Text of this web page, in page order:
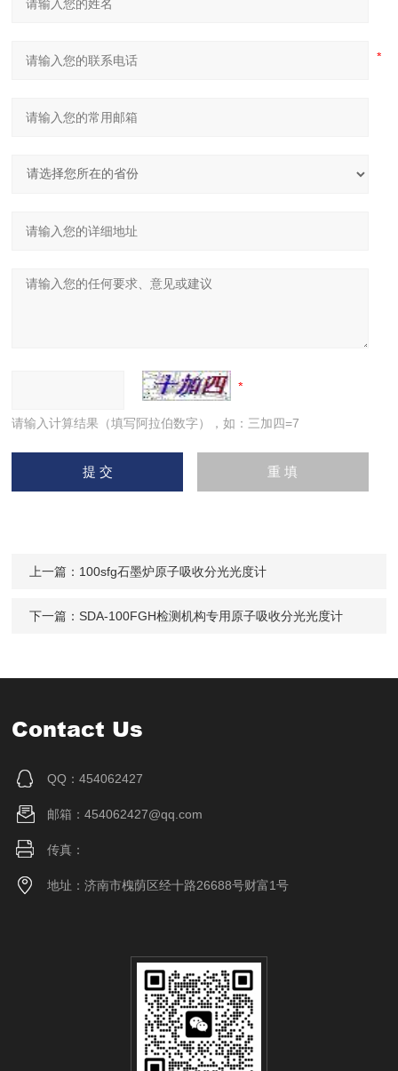
请输入计算结果（填写阿拉伯数字），如：三加四=7
上一篇： 100sfg石墨炉原子吸收分光光度计
下一篇： SDA-100FGH检测机构专用原子吸收分光光度计
Contact Us
QQ：454062427
邮箱：454062427@qq.com
传真：
地址：济南市槐荫区经十路26688号财富1号